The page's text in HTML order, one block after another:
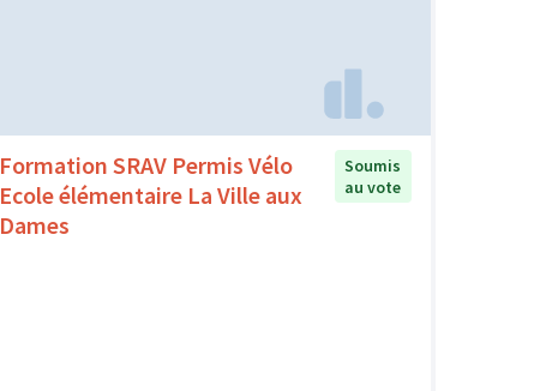
Formation SRAV Permis Vélo
Ecole élémentaire La Ville aux
Dames
Soumis
au vote